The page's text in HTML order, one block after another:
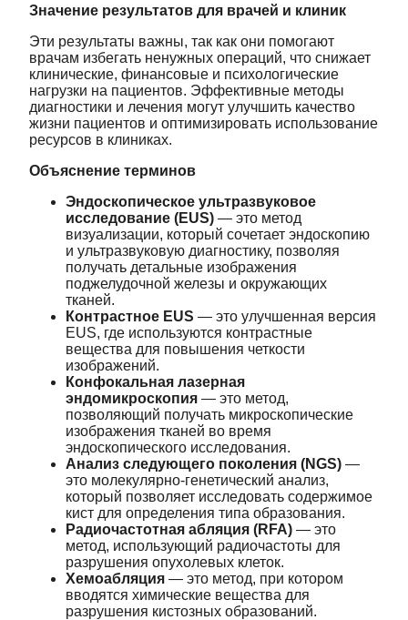
Значение результатов для врачей и клиник
Эти результаты важны, так как они помогают
врачам избегать ненужных операций, что снижает
клинические, финансовые и психологические
нагрузки на пациентов. Эффективные методы
диагностики и лечения могут улучшить качество
жизни пациентов и оптимизировать использование
ресурсов в клиниках.
Объяснение терминов
Эндоскопическое ультразвуковое
исследование (EUS) — это метод
визуализации, который сочетает эндоскопию
и ультразвуковую диагностику, позволяя
получать детальные изображения
поджелудочной железы и окружающих
тканей.
Контрастное EUS — это улучшенная версия
EUS, где используются контрастные
вещества для повышения четкости
изображений.
Конфокальная лазерная
эндомикроскопия — это метод,
позволяющий получать микроскопические
изображения тканей во время
эндоскопического исследования.
Анализ следующего поколения (NGS) —
это молекулярно-генетический анализ,
который позволяет исследовать содержимое
кист для определения типа образования.
Радиочастотная абляция (RFA) — это
метод, использующий радиочастоты для
разрушения опухолевых клеток.
Хемоабляция — это метод, при котором
вводятся химические вещества для
разрушения кистозных образований.